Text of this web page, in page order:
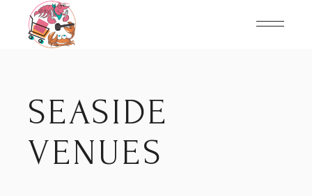
content
SEASIDE
VENUES